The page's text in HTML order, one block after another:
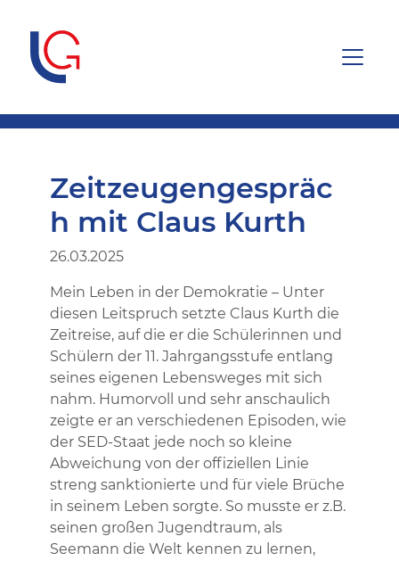
Zeitzeugengespräc
h mit Claus Kurth
26.03.2025
Mein Leben in der Demokratie – Unter
diesen Leitspruch setzte Claus Kurth die
Zeitreise, auf die er die Schülerinnen und
Schülern der 11. Jahrgangsstufe entlang
seines eigenen Lebensweges mit sich
nahm. Humorvoll und sehr anschaulich
zeigte er an verschiedenen Episoden, wie
der SED-Staat jede noch so kleine
Abweichung von der offiziellen Linie
streng sanktionierte und für viele Brüche
in seinem Leben sorgte. So musste er z.B.
seinen großen Jugendtraum, als
Seemann die Welt kennen zu lernen,